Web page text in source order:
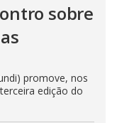
sobre
promove, nos
edição do